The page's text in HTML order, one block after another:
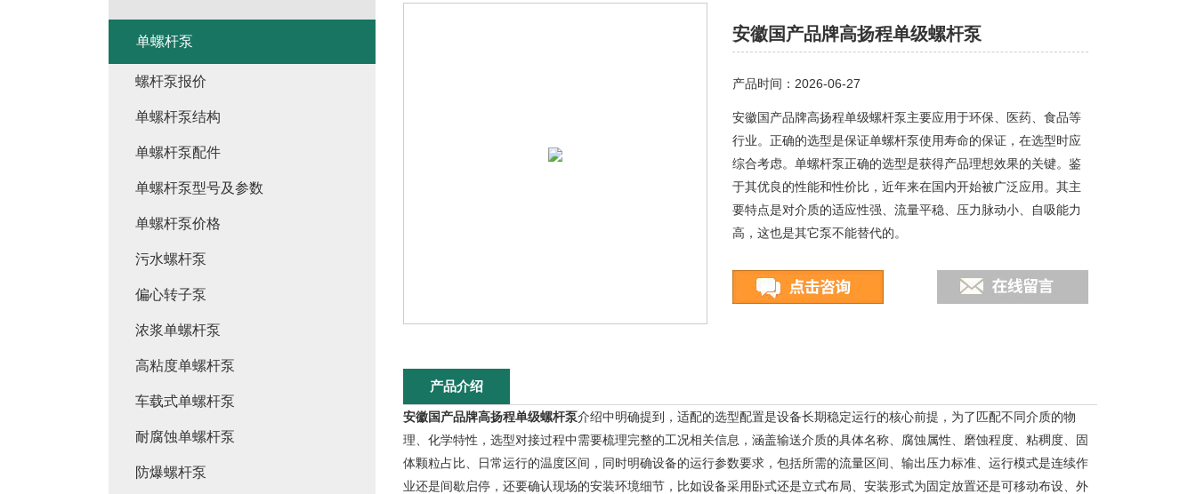
安徽国产品牌高扬程单级螺杆泵
产品时间：2026-06-27
安徽国产品牌高扬程单级螺杆泵主要应用于环保、医药、食品等
行业。正确的选型是保证单螺杆泵使用寿命的保证，在选型时应
综合考虑。单螺杆泵正确的选型是获得产品理想效果的关键。鉴
于其优良的性能和性价比，近年来在国内开始被广泛应用。其主
要特点是对介质的适应性强、流量平稳、压力脉动小、自吸能力
高，这也是其它泵不能替代的。
产品介绍
安徽国产品牌高扬程单级螺杆泵介绍中明确提到，适配的选型配置是设备长期稳定运行的核心前提，为了匹配不同介质的物
理、化学特性，选型对接过程中需要梳理完整的工况相关信息，涵盖输送介质的具体名称、腐蚀属性、磨蚀程度、粘稠度、固
体颗粒占比、日常运行的温度区间，同时明确设备的运行参数要求，包括所需的流量区间、输出压力标准、运行模式是连续作
业还是间歇启停，还要确认现场的安装环境细节，比如设备采用卧式还是立式布局、安装形式为固定放置还是可移动布设、外
单螺杆泵
螺杆泵报价
单螺杆泵结构
单螺杆泵配件
单螺杆泵型号及参数
单螺杆泵价格
污水螺杆泵
偏心转子泵
浓浆单螺杆泵
高粘度单螺杆泵
车载式单螺杆泵
耐腐蚀单螺杆泵
防爆螺杆泵